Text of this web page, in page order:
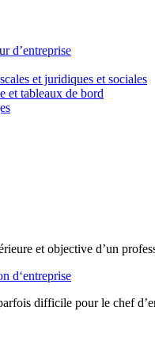
d’entreprise
et juridiques et sociales
et tableaux de bord
et objective d’un
d‘entreprise
difficile pour le chef